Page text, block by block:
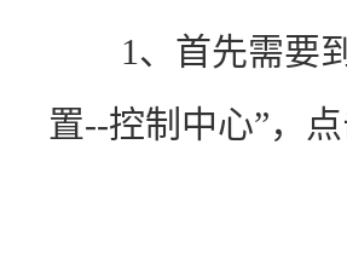
1、首先需要到
置--控制中心”，